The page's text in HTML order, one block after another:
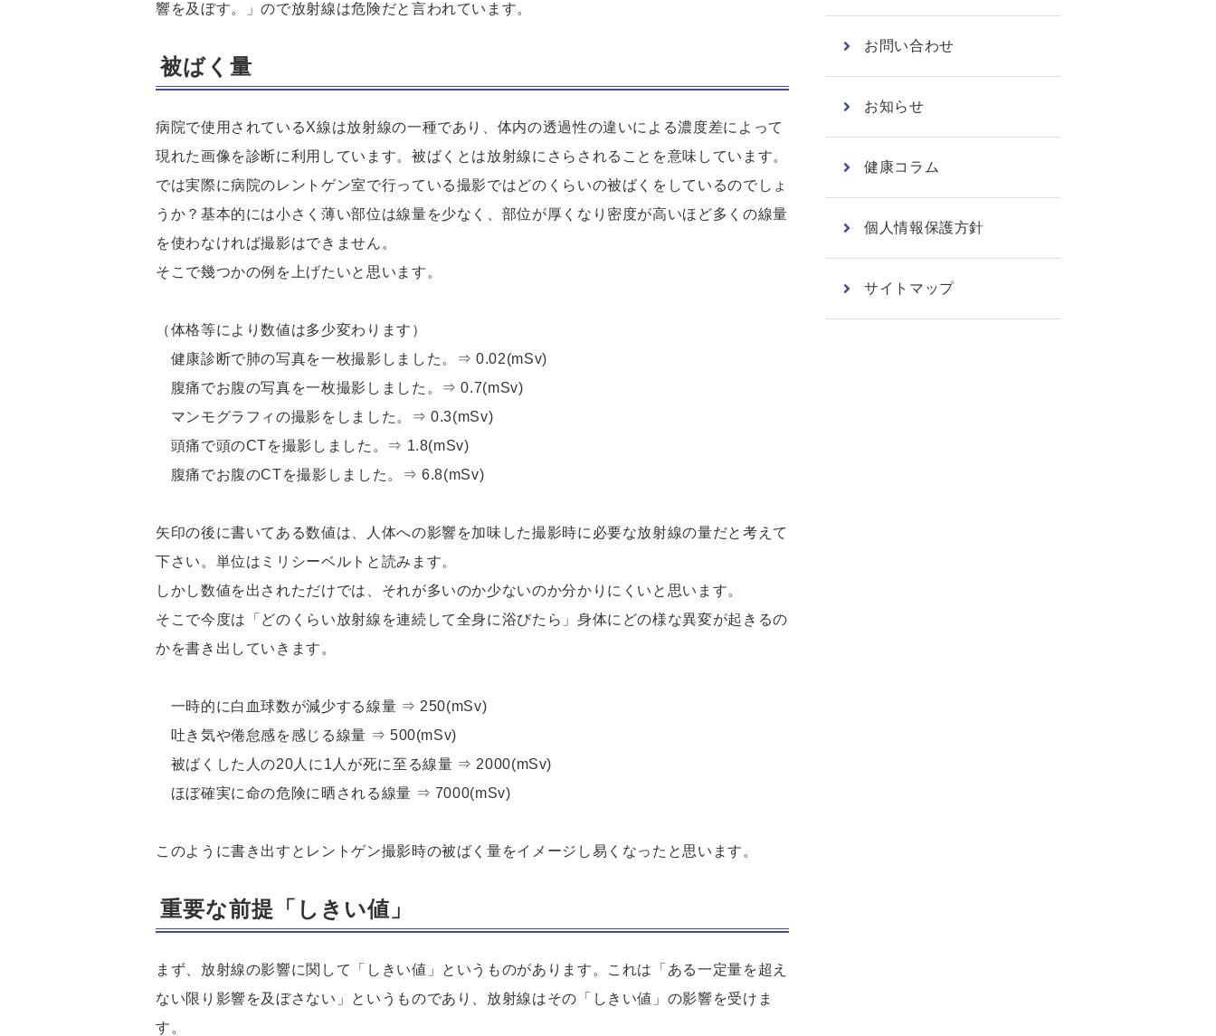
響を及ぼす。」ので放射線は危険だと言われています。
被ばく量
病院で使用されているX線は放射線の一種であり、体内の透過性の違いによる濃度差によって
現れた画像を診断に利用しています。被ばくとは放射線にさらされることを意味しています。
では実際に病院のレントゲン室で行っている撮影ではどのくらいの被ばくをしているのでしょ
うか？基本的には小さく薄い部位は線量を少なく、部位が厚くなり密度が高いほど多くの線量
を使わなければ撮影はできません。
そこで幾つかの例を上げたいと思います。
（体格等により数値は多少変わります）
健康診断で肺の写真を一枚撮影しました。⇒ 0.02(mSv)
腹痛でお腹の写真を一枚撮影しました。⇒ 0.7(mSv)
マンモグラフィの撮影をしました。⇒ 0.3(mSv)
頭痛で頭のCTを撮影しました。⇒ 1.8(mSv)
腹痛でお腹のCTを撮影しました。⇒ 6.8(mSv)
矢印の後に書いてある数値は、人体への影響を加味した撮影時に必要な放射線の量だと考えて
下さい。単位はミリシーベルトと読みます。
しかし数値を出されただけでは、それが多いのか少ないのか分かりにくいと思います。
そこで今度は「どのくらい放射線を連続して全身に浴びたら」身体にどの様な異変が起きるの
かを書き出していきます。
一時的に白血球数が減少する線量 ⇒ 250(mSv)
吐き気や倦怠感を感じる線量 ⇒ 500(mSv)
被ばくした人の20人に1人が死に至る線量 ⇒ 2000(mSv)
ほぼ確実に命の危険に晒される線量 ⇒ 7000(mSv)
このように書き出すとレントゲン撮影時の被ばく量をイメージし易くなったと思います。
重要な前提「しきい値」
まず、放射線の影響に関して「しきい値」というものがあります。これは「ある一定量を超え
ない限り影響を及ぼさない」というものであり、放射線はその「しきい値」の影響を受けま
す。
お問い合わせ
お知らせ
健康コラム
個人情報保護方針
サイトマップ